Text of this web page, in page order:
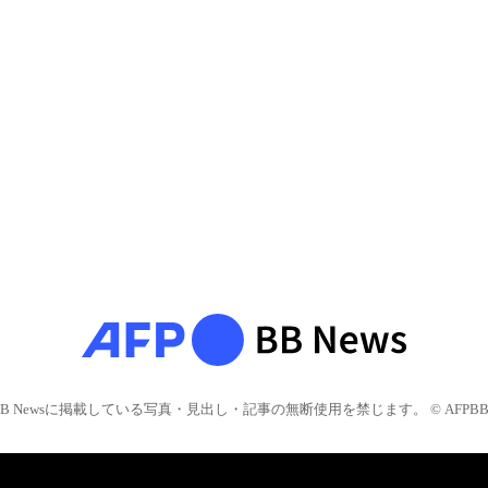
Newsに掲載している写真・見出し・記事の無断使用を禁じます。 © AFPBB